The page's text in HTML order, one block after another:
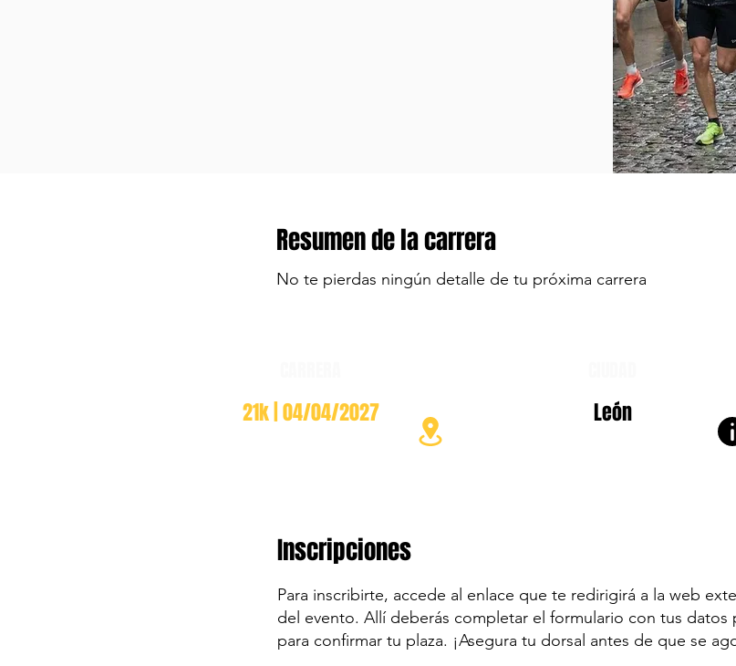
Resumen de la carrera
No te pierdas ningún detalle de tu próxima carrera
21k | 04/04/2027 León
Inscripciones
Para inscribirte, accede al enlace que te redirigirá a la web
del evento. Allí deberás completar el formulario con tus datos
para confirmar tu plaza. ¡Asegura tu dorsal antes de que se